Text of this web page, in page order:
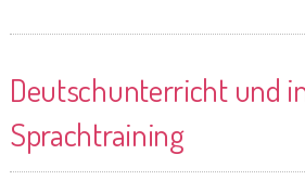
Deutschunterricht und
Sprachtraining